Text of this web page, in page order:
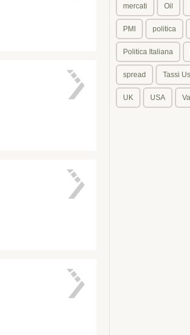
mercati Oil
PMI politica
Politica Italiana
spread Tassi
UK USA